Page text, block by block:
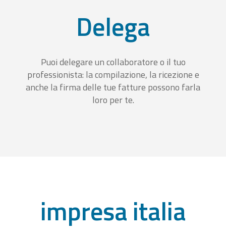
Delega
Puoi delegare un collaboratore o il tuo
professionista: la compilazione, la ricezione e
anche la firma delle tue fatture possono farla
loro per te.
impresa italia